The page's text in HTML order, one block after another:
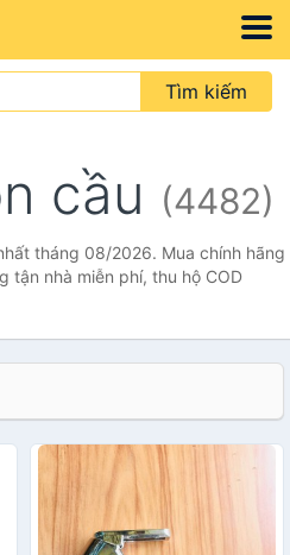
Tìm kiếm
cầu (4482)
tháng 08/2026. Mua chính hãng
tận nhà miễn phí, thu hộ COD